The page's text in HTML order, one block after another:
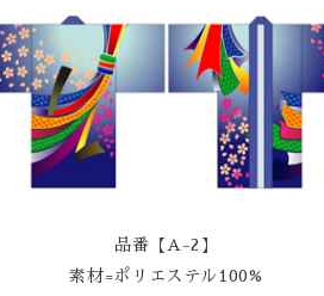
品番【A-2】
素材=ポリエステル100%